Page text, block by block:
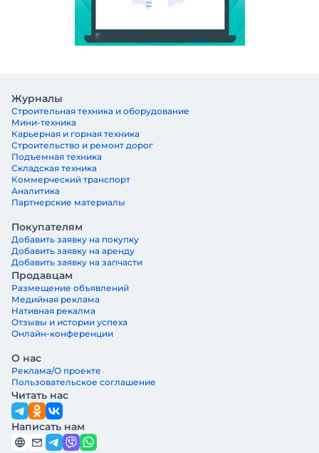
Журналы
Строительная техника и оборудование
Мини-техника
Карьерная и горная техника
Строительство и ремонт дорог
Подъемная техника
Складская техника
Коммерческий транспорт
Аналитика
Партнерские материалы
Покупателям
Добавить заявку на покупку
Добавить заявку на аренду
Добавить заявку на запчасти
Продавцам
Размещение объявлений
Медийная реклама
Нативная рекалма
Отзывы и истории успеха
Онлайн-конференции
О нас
Реклама/О проекте
Пользовательское соглашение
Читать нас
Написать нам